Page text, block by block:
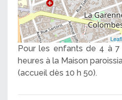
Pour les enfants de 4 à 7
heures à la Maison
(accueil dès 10 h 50).